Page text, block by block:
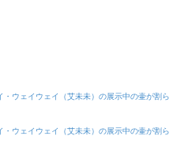
ウェイウェイ（艾未未）の展示中の壷が割ら
ウェイウェイ（艾未未）の展示中の壷が割ら